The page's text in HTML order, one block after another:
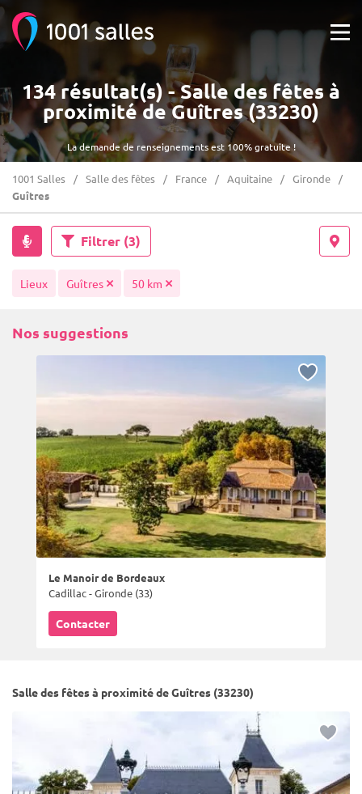
La demande de renseignements est 100% gratuite !
134 résultat(s) - Salle des fêtes à
proximité de Guîtres (33230)
1001 Salles Salle des fêtes France Aquitaine
Gironde
Guîtres
Filtrer (3)
Lieux Guîtres 50 km
Nos suggestions
Le Manoir de Bordeaux
Cadillac - Gironde (33)
Contacter
Salle des fêtes à proximité de Guîtres (33230)